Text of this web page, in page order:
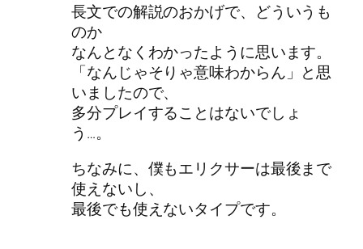
長文での解説のおかげで、どういうも
のか
なんとなくわかったように思います。
「なんじゃそりゃ意味わからん」と思
いましたので、
多分プレイすることはないでしょ
う…。
ちなみに、僕もエリクサーは最後まで
使えないし、
最後でも使えないタイプです。